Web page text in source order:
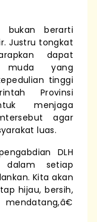
bukan berarti
Justru tongkat
dapat
muda yang
tinggi
Provinsi
menjaga
agar
luas.
DLH
setiap
Kita akan
hijau, bersih,